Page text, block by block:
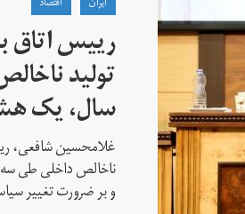
تولید
سال، یک
ناخالص داخلی طی
و بر ضرورت تغییر